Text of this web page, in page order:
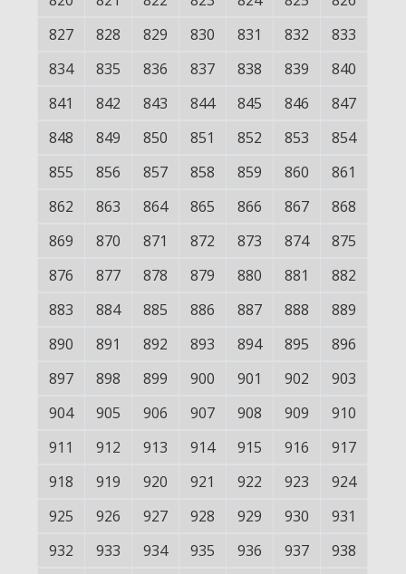
827
828 829 830 831 832
833
834
835 836 837 838 839
840
841
842 843 844 845 846
847
848
849 850 851 852 853
854
855
856 857 858 859 860
861
862
863 864 865 866 867
868
869
870 871 872 873 874
875
876
877 878 879 880 881
882
883
884 885 886 887 888
889
890
891 892 893 894 895
896
897
898 899 900 901 902
903
904
905 906 907 908 909
910
911
912 913 914 915 916
917
918
919 920 921 922 923
924
925
926 927 928 929 930
931
932
933 934 935 936 937
938